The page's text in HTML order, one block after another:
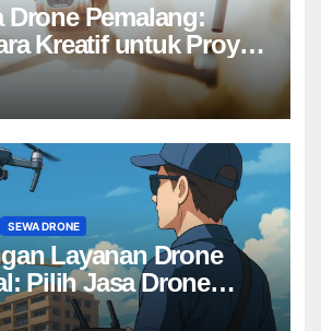
Drone Pemalang:
Kreatif untuk Proyek
Batas】
SEWA DRONE
Layanan Drone
Pilih Jasa Drone
Proyek Anda